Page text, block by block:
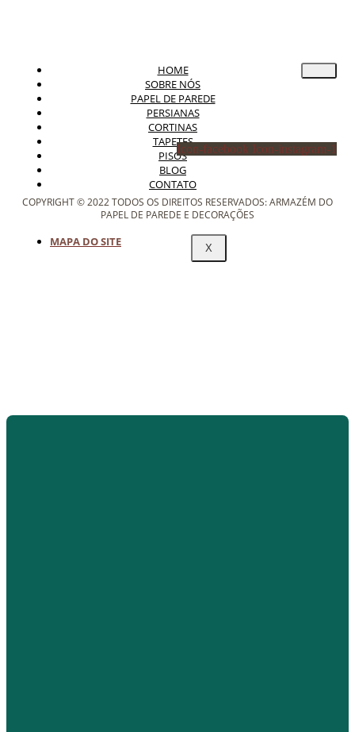
HOME
SOBRE NÓS
PAPEL DE PAREDE
PERSIANAS
CORTINAS
TAPETES
PISOS
BLOG
CONTATO
X
Icon-facebook Icon-instagram-1
COPYRIGHT © 2022 TODOS OS DIREITOS RESERVADOS: ARMAZÉM DO
PAPEL DE PAREDE E DECORAÇÕES
MAPA DO SITE